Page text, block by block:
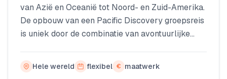
van Azië en Oceanië tot Noord- en Zuid-Amerika.
De opbouw van een Pacific Discovery groepsreis
is uniek door de combinatie van avontuurlijke
vrijwilligerswerk. Jongeren leren over de cultuur
van een land door zich erin onder te dompelen,
Hele wereld flexibel € maatwerk